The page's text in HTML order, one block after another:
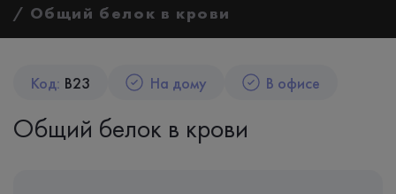
Общий белок в крови
Код: B23 На дому В офисе
Общий белок в крови